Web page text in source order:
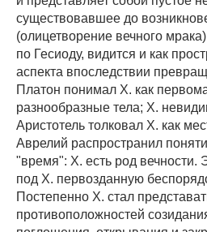
существовавшее до
(олицетворение вечного
по Гесиоду, видится и как
аспекта впоследствии
Платон понимал X. как
разнообразные тела; X.
Аристотель толковал X. как
Аврелий распространил
"время": X. есть род
под X. первозданную
Постепенно X. стал
противоположностей